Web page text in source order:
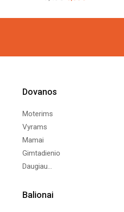
was: is:
Dovanos
Moterims
Vyrams
Mamai
Gimtadienio
Daugiau...
Balionai